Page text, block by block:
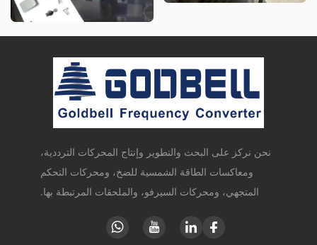
نحن نركز على البحث والتطوير وإنتاج المحركات الترددية،
ومعاكسات الطاقة الشمسية للضخ، ومحركات التحكم
المتجهي، ومحركات السيرفو، والملحقات المرتبطة بها.